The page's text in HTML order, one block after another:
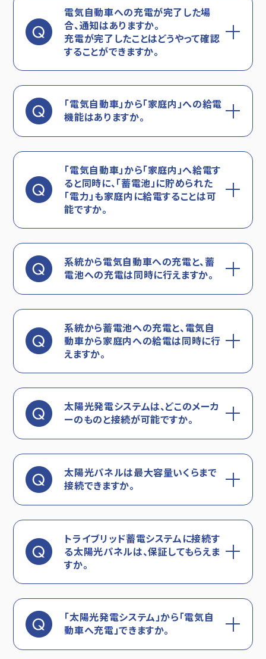
電気自動車への充電が完了した場
合、通知はありますか。
充電が完了したことはどうやって確認
することができますか。
「電気自動車」から「家庭内」への給電
機能はありますか。
「電気自動車」から「家庭内」へ給電す
ると同時に、「蓄電池」に貯められた
「電力」も家庭内に給電することは可
能ですか。
系統から電気自動車への充電と、蓄
電池への充電は同時に行えますか。
系統から蓄電池への充電と、電気自
動車から家庭内への給電は同時に行
えますか。
太陽光発電システムは、どこのメーカ
ーのものと接続が可能ですか。
太陽光パネルは最大容量いくらまで
接続できますか。
トライブリッド蓄電システムに接続す
る太陽光パネルは、保証してもらえま
すか。
「太陽光発電システム」から「電気自
動車へ充電」できますか。